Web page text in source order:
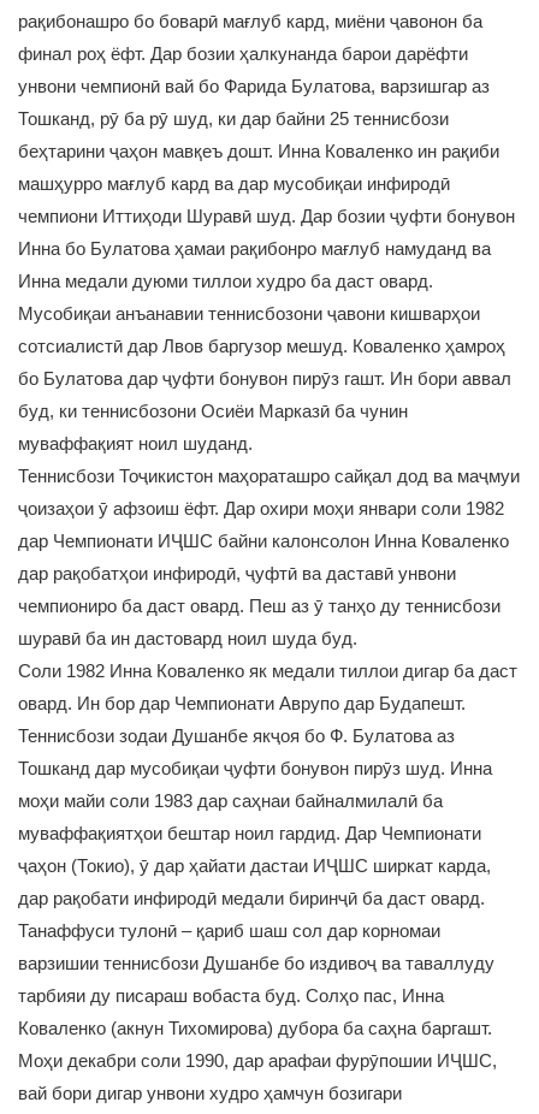
рақибонашро бо боварӣ мағлуб кард, миёни ҷавонон ба
финал роҳ ёфт. Дар бозии ҳалкунанда барои дарёфти
унвони чемпионӣ вай бо Фарида Булатова, варзишгар аз
Тошканд, рӯ ба рӯ шуд, ки дар байни 25 теннисбози
беҳтарини ҷаҳон мавқеъ дошт. Инна Коваленко ин рақиби
машҳурро мағлуб кард ва дар мусобиқаи инфиродӣ
чемпиони Иттиҳоди Шуравӣ шуд. Дар бозии ҷуфти бонувон
Инна бо Булатова ҳамаи рақибонро мағлуб намуданд ва
Инна медали дуюми тиллои худро ба даст овард.
Мусобиқаи анъанавии теннисбозони ҷавони кишварҳои
сотсиалистӣ дар Лвов баргузор мешуд. Коваленко ҳамроҳ
бо Булатова дар ҷуфти бонувон пирӯз гашт. Ин бори аввал
буд, ки теннисбозони Осиёи Марказӣ ба чунин
муваффақият ноил шуданд.
Теннисбози Тоҷикистон маҳораташро сайқал дод ва маҷмуи
ҷоизаҳои ӯ афзоиш ёфт. Дар охири моҳи январи соли 1982
дар Чемпионати ИҶШС байни калонсолон Инна Коваленко
дар рақобатҳои инфиродӣ, ҷуфтӣ ва даставӣ унвони
чемпиониро ба даст овард. Пеш аз ӯ танҳо ду теннисбози
шуравӣ ба ин дастовард ноил шуда буд.
Соли 1982 Инна Коваленко як медали тиллои дигар ба даст
овард. Ин бор дар Чемпионати Аврупо дар Будапешт.
Теннисбози зодаи Душанбе якҷоя бо Ф. Булатова аз
Тошканд дар мусобиқаи ҷуфти бонувон пирӯз шуд. Инна
моҳи майи соли 1983 дар саҳнаи байналмилалӣ ба
муваффақиятҳои бештар ноил гардид. Дар Чемпионати
ҷаҳон (Токио), ӯ дар ҳайати дастаи ИҶШС ширкат карда,
дар рақобати инфиродӣ медали биринҷӣ ба даст овард.
Танаффуси тулонӣ – қариб шаш сол дар корномаи
варзишии теннисбози Душанбе бо издивоҷ ва таваллуду
тарбияи ду писараш вобаста буд. Солҳо пас, Инна
Коваленко (акнун Тихомирова) дубора ба саҳна баргашт.
Моҳи декабри соли 1990, дар арафаи фурӯпошии ИҶШС,
вай бори дигар унвони худро ҳамчун бозигари